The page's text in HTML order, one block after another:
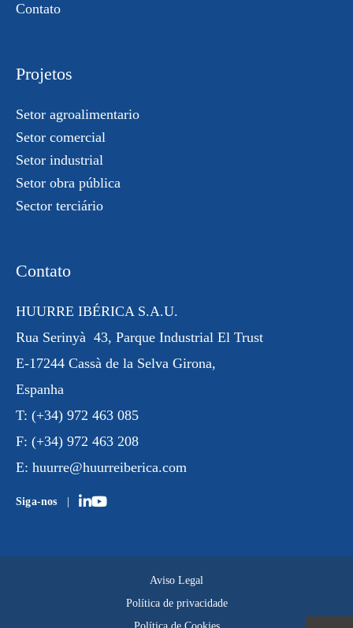
Contato
Projetos
Setor agroalimentario
Setor comercial
Setor industrial
Setor obra pública
Sector terciário
Contato
HUURRE IBÉRICA S.A.U.
Rua Serinyà 43, Parque Industrial El Trust
E-17244 Cassà de la Selva Girona,
Espanha
T: (+34) 972 463 085
F: (+34) 972 463 208
E: huurre@huurreiberica.com
Siga-nos
Aviso Legal
Política de privacidade